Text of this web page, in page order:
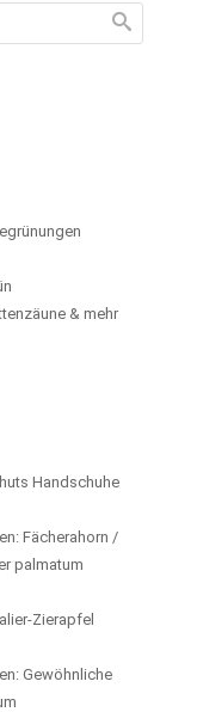
& mehr
Handschuhe
Fächerahorn /
palmatum
Zierapfel
Gewöhnliche